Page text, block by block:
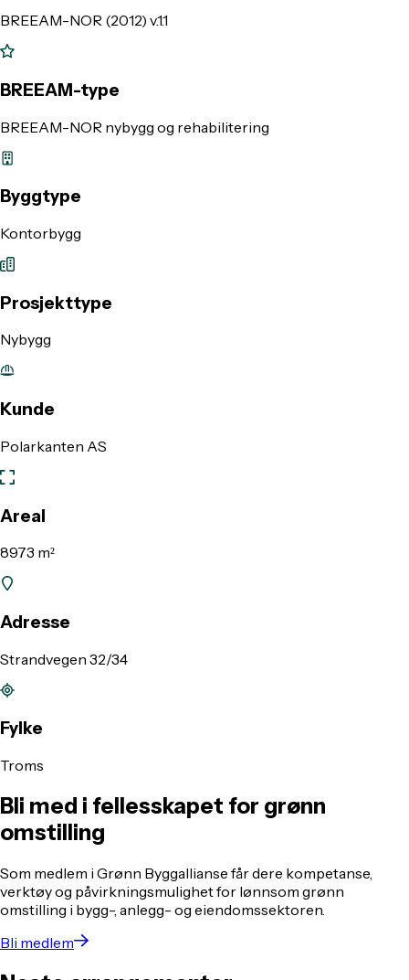
BREEAM-NOR (2012) v.1.1
BREEAM-type
BREEAM-NOR nybygg og rehabilitering
Byggtype
Kontorbygg
Prosjekttype
Nybygg
Kunde
Polarkanten AS
Areal
8973 m²
Adresse
Strandvegen 32/34
Fylke
Troms
Bli med i fellesskapet for grønn
omstilling
Som medlem i Grønn Byggallianse får dere kompetanse,
verktøy og påvirkningsmulighet for lønnsom grønn
omstilling i bygg-, anlegg- og eiendomssektoren.
Bli medlem